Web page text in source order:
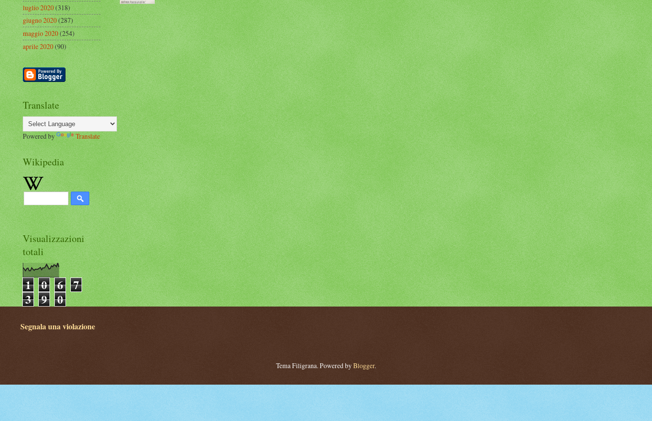
luglio 2020(318)
giugno 2020(287)
maggio 2020(254)
aprile 2020(90)
Translate
Powered by Translate
Wikipedia
Visualizzazioni
totali
1 0 6 7
3 9 0
Segnala una violazione
Tema Filigrana. Powered byBlogger.